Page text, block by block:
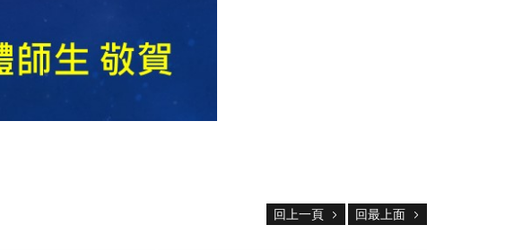
回上一頁 回最上面